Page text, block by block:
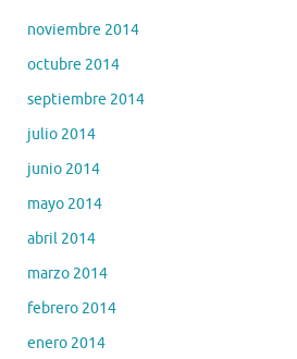
noviembre 2014
octubre 2014
septiembre 2014
julio 2014
junio 2014
mayo 2014
abril 2014
marzo 2014
febrero 2014
enero 2014